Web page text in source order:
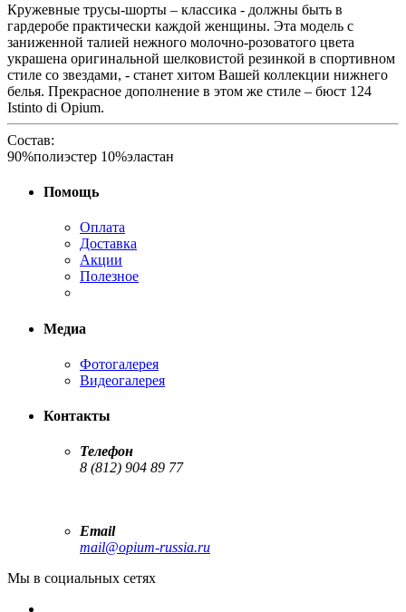
Кружевные трусы-шорты – классика - должны быть в
гардеробе практически каждой женщины. Эта модель с
заниженной талией нежного молочно-розоватого цвета
украшена оригинальной шелковистой резинкой в спортивном
стиле со звездами, - станет хитом Вашей коллекции нижнего
белья. Прекрасное дополнение в этом же стиле – бюст 124
Istinto di Opium.
Состав:
90%полиэстер 10%эластан
Помощь
Оплата
Доставка
Акции
Полезное
Медиа
Фотогалерея
Видеогалерея
Контакты
Телефон
8 (812) 904 89 77
Email
mail@opium-russia.ru
Мы в социальных сетях